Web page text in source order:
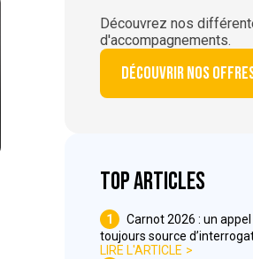
Découvrez nos
d'accompagnements.
Découvrir nos
Top articles
1
Carnot 2026 : un
toujours source
LIRE L'ARTICLE